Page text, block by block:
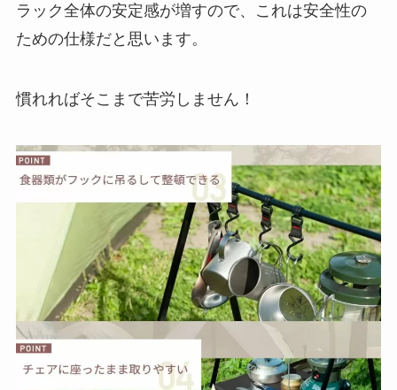
ラック全体の安定感が増すので、これは安全性の
ための仕様だと思います。
慣れればそこまで苦労しません！